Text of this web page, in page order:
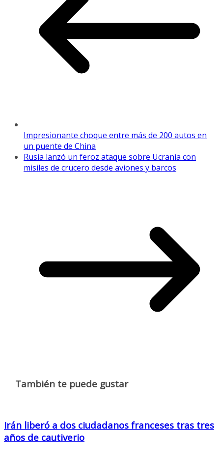
Impresionante choque entre más de 200 autos en
un puente de China
Rusia lanzó un feroz ataque sobre Ucrania con
misiles de crucero desde aviones y barcos
También te puede gustar
Irán liberó a dos ciudadanos franceses tras tres
años de cautiverio